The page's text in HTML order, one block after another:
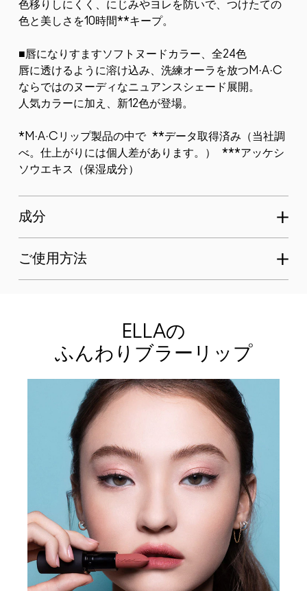
色移りしにくく、にじみやヨレを防いで、つけたての
色と美しさを10時間**キープ。
■唇になりすますソフトヌードカラー、全24色
唇に透けるように溶け込み、洗練オーラを放つM·A·C
ならではのヌーディなニュアンスシェード展開。
人気カラーに加え、新12色が登場。
*M·A·Cリップ製品の中で **データ取得済み（当社調
べ。仕上がりには個人差があります。） ***アッケシ
ソウエキス（保湿成分）
成分
ご使用方法
ELLAの
ふんわりブラーリップ